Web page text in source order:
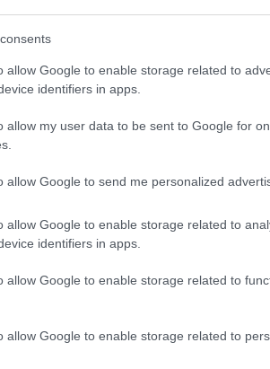
allow Google to enable storage related to
identifiers in apps.
allow my user data to be sent to Google for
allow Google to send me personalized
allow Google to enable storage related to
identifiers in apps.
allow Google to enable storage related to
allow Google to enable storage related to
Σπέτσες: Του έσπασαν τη
προσγείωση αεροσκάφους
η
σύλληψη δύο ανδρών: του